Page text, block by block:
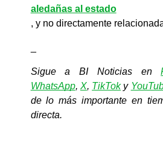
aledañas al estado
, y no directamente
Sigue a BI Noticias en
WhatsApp, X, TikTok y
de lo más importante en
directa.